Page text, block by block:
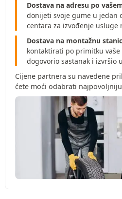
Dostava na adresu po
donijeti svoje gume u jedan
centara za izvođenje usluge
Dostava na montažnu
kontaktirati po primitku
dogovorio sastanak i izvršio
Cijene partnera su navedene
ćete moći odabrati